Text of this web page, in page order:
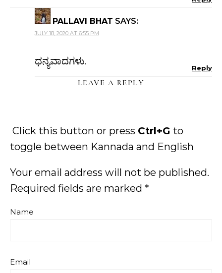
PALLAVI BHAT SAYS:
JULY 18, 2020 AT 6:55 PM
ಧನ್ಯವಾದಗಳು.
Reply
LEAVE A REPLY
Click this button or press Ctrl+G to
toggle between Kannada and English
Your email address will not be published.
Required fields are marked *
Name
Email